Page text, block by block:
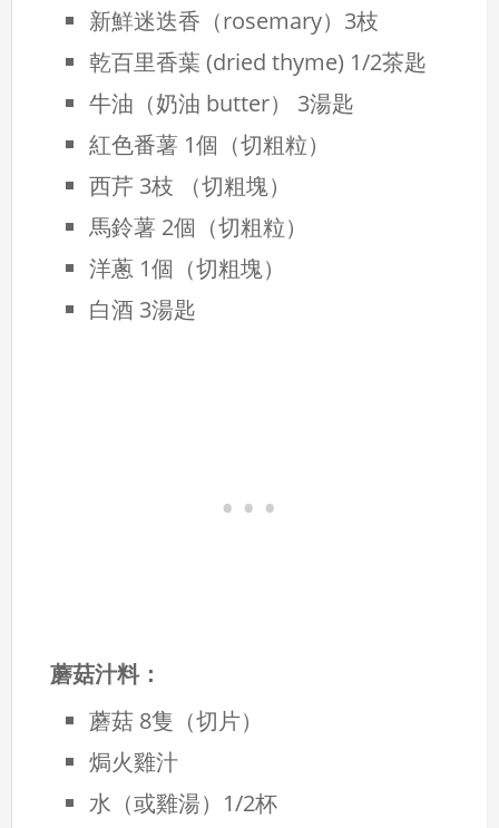
新鮮迷迭香（rosemary）3枝
乾百里香葉 (dried thyme) 1/2茶匙
牛油（奶油 butter） 3湯匙
紅色番薯 1個（切粗粒）
西芹 3枝 （切粗塊）
馬鈴薯 2個（切粗粒）
洋蔥 1個（切粗塊）
白酒 3湯匙
蘑菇汁料：
蘑菇 8隻（切片）
焗火雞汁
水（或雞湯）1/2杯